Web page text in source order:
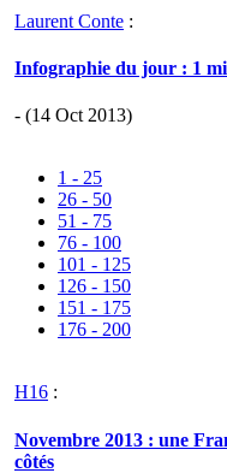
Laurent Conte :
Infographie du jour : 1
- (14 Oct 2013)
1 - 25
26 - 50
51 - 75
76 - 100
101 - 125
126 - 150
151 - 175
176 - 200
H16 :
Novembre 2013 : une
côtés